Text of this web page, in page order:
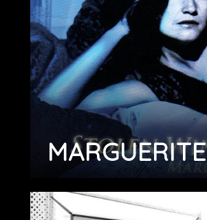
MARGUERITE